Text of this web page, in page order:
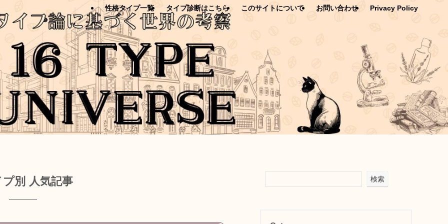
性格タイプ一覧 タイプ診断はこちら このサイトについて お問い合わせ Privacy Policy
プ別 人気記事 検索